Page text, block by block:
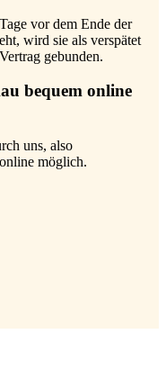
vor dem Ende der
wird sie als verspätet
gebunden.
bequem online
uns, also
möglich.